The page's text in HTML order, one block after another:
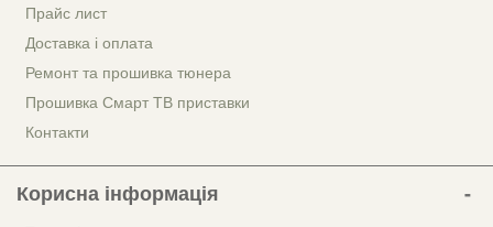
Прайс лист
Доставка і оплата
Ремонт та прошивка тюнера
Прошивка Смарт ТВ приставки
Контакти
Корисна інформація